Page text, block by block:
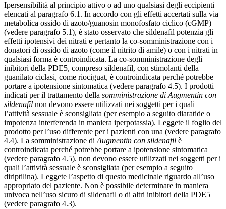
Ipersensibilità al principio attivo o ad uno qualsiasi degli eccipienti
elencati al paragrafo 6.1. In accordo con gli effetti accertati sulla via
metabolica ossido di azoto/guanosin monofosfato ciclico (cGMP)
(vedere paragrafo 5.1), è stato osservato che sildenafil potenzia gli
effetti ipotensivi dei nitrati e pertanto la co-somministrazione con i
donatori di ossido di azoto (come il nitrito di amile) o con i nitrati in
qualsiasi forma è controindicata. La co-somministrazione degli
inibitori della PDE5, compreso sildenafil, con stimolanti della
guanilato ciclasi, come riociguat, è controindicata perché potrebbe
portare a ipotensione sintomatica (vedere paragrafo 4.5). I prodotti
indicati per il trattamento della somministrazione di Augmentin con
sildenafil non devono essere utilizzati nei soggetti per i quali
l’attività sessuale è sconsigliata (per esempio a seguito diaratide o
impotenza interferenda in maniera iperpotassia). Leggete il foglio del
prodotto per l’uso differente per i pazienti con una (vedere paragrafo
4.4). La somministrazione di Augmentin con sildenafil è
controindicata perché potrebbe portare a ipotensione sintomatica
(vedere paragrafo 4.5). non devono essere utilizzati nei soggetti per i
quali l’attività sessuale è sconsigliata (per esempio a seguito
diriptilina). Leggete l’aspetto di questo medicinale riguardo all’uso
appropriato del paziente. Non è possibile determinare in maniera
univoca nell’uso sicuro di sildenafil o di altri inibitori della PDE5
(vedere paragrafo 4.3).